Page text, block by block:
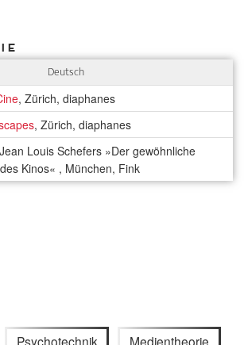
Deutsch
, Zürich, diaphanes
, Zürich, diaphanes
Louis Schefers »Der gewöhnliche
Kinos« , München, Fink
Psychotechnik Medientheorie